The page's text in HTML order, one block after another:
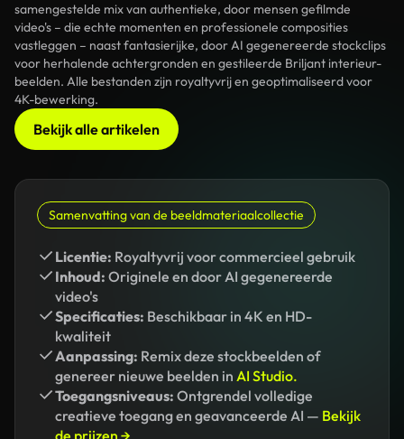
samengestelde mix van authentieke, door mensen gefilmde
video's – die echte momenten en professionele composities
vastleggen – naast fantasierijke, door AI gegenereerde stockclips
voor herhalende achtergronden en gestileerde Briljant interieur-
beelden. Alle bestanden zijn royaltyvrij en geoptimaliseerd voor
4K-bewerking.
Bekijk alle artikelen
Samenvatting van de beeldmateriaalcollectie
Licentie: Royaltyvrij voor commercieel gebruik
Inhoud: Originele en door AI gegenereerde
video's
Specificaties: Beschikbaar in 4K en HD-
kwaliteit
Aanpassing: Remix deze stockbeelden of
genereer nieuwe beelden in AI Studio.
Toegangsniveaus: Ontgrendel volledige
creatieve toegang en geavanceerde AI — Bekijk
de prijzen →